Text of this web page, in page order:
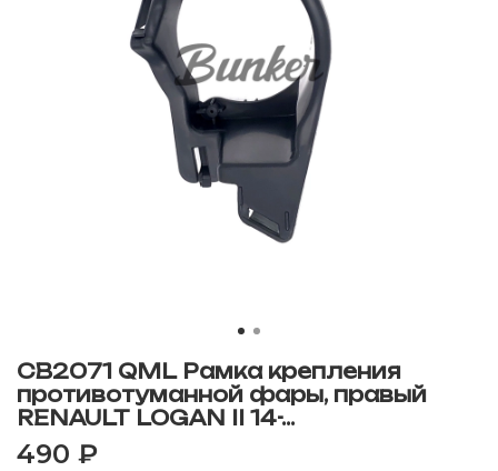
CB2071 QML Рамка крепления
противотуманной фары, правый
RENAULT LOGAN II 14-...
490 ₽